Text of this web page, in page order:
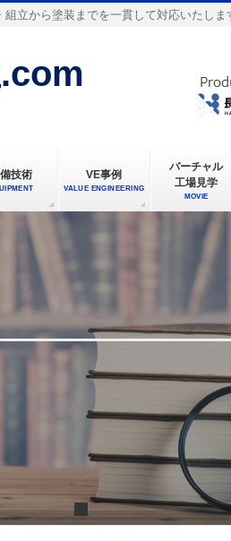
立から塗装までを一貫して対応いたしま
技術 VE事例
VALUE ENGINEERING
バーチャル
工場見学
MOVIE